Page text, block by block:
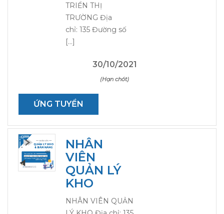
TRIỂN THỊ
TRƯỜNG Địa
chỉ: 135 Đường số
[…]
30/10/2021
(Hạn chót)
ỨNG TUYỂN
NHÂN
VIÊN
QUẢN LÝ
KHO
NHÂN VIÊN QUẢN